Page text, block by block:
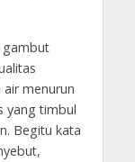
gambut
menurun
yang timbul
Begitu kata